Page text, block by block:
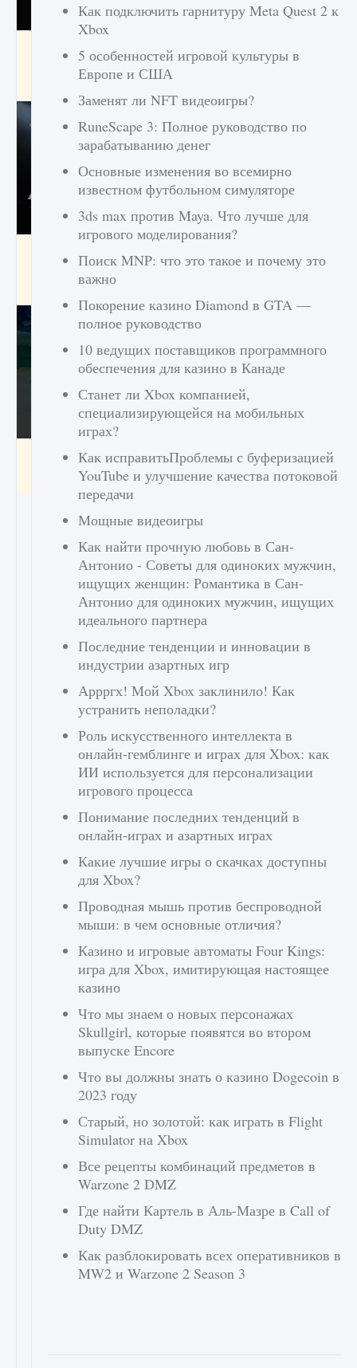
оружия в MW3 и Warzone
9 августа 2024
9 августа 2024
Как включить чат в Fortnite
9 августа 2024 1 335 0 0
Как подключить гарнитуру Meta Quest 2 к
Xbox
5 особенностей игровой культуры в
Европе и США
Заменят ли NFT видеоигры?
RuneScape 3: Полное руководство по
зарабатыванию денег
Основные изменения во всемирно
известном футбольном симуляторе
3ds max против Maya. Что лучше для
игрового моделирования?
Поиск MNP: что это такое и почему это
важно
Покорение казино Diamond в GTA —
полное руководство
10 ведущих поставщиков программного
обеспечения для казино в Канаде
Станет ли Xbox компанией,
специализирующейся на мобильных
играх?
Как исправитьПроблемы с буферизацией
YouTube и улучшение качества потоковой
передачи
Мощные видеоигры
Как найти прочную любовь в Сан-
Антонио - Советы для одиноких мужчин,
ищущих женщин: Романтика в Сан-
Антонио для одиноких мужчин, ищущих
идеального партнера
Последние тенденции и инновации в
индустрии азартных игр
Аррргх! Мой Xbox заклинило! Как
устранить неполадки?
Роль искусственного интеллекта в
онлайн-гемблинге и играх для Xbox: как
ИИ используется для персонализации
игрового процесса
Понимание последних тенденций в
онлайн-играх и азартных играх
Какие лучшие игры о скачках доступны
для Xbox?
Проводная мышь против беспроводной
мыши: в чем основные отличия?
Казино и игровые автоматы Four Kings:
игра для Xbox, имитирующая настоящее
казино
Что мы знаем о новых персонажах
Skullgirl, которые появятся во втором
выпуске Encore
Что вы должны знать о казино Dogecoin в
2023 году
Старый, но золотой: как играть в Flight
Simulator на Xbox
Все рецепты комбинаций предметов в
Warzone 2 DMZ
Где найти Картель в Аль-Мазре в Call of
Duty DMZ
Как разблокировать всех оперативников в
MW2 и Warzone 2 Season 3